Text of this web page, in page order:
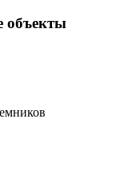
объекты